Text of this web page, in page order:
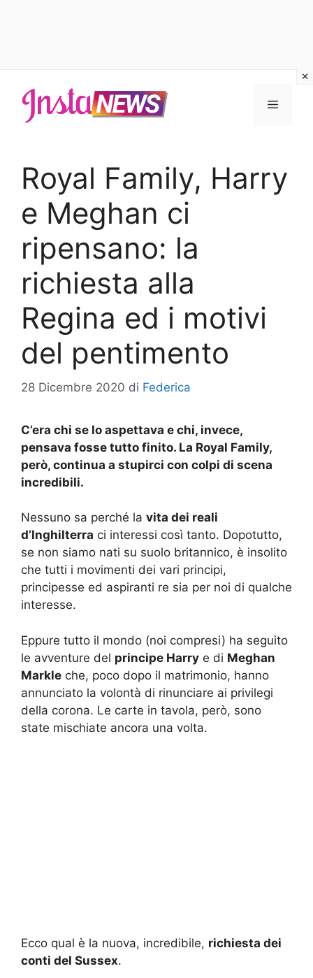
contenuto
Menu
Royal Family, Harry
e Meghan ci
ripensano: la
richiesta alla
Regina ed i motivi
del pentimento
28 Dicembre 2020 di Federica
C’era chi se lo aspettava e chi, invece,
pensava fosse tutto finito. La Royal Family,
però, continua a stupirci con colpi di scena
incredibili.
Nessuno sa perché la vita dei reali
d’Inghilterra ci interessi così tanto. Dopotutto,
se non siamo nati su suolo britannico, è insolito
che tutti i movimenti dei vari principi,
principesse ed aspiranti re sia per noi di qualche
interesse.
Eppure tutto il mondo (noi compresi) ha seguito
le avventure del principe Harry e di Meghan
Markle che, poco dopo il matrimonio, hanno
annunciato la volontà di rinunciare ai privilegi
della corona. Le carte in tavola, però, sono
state mischiate ancora una volta.
Ecco qual è la nuova, incredibile, richiesta dei
conti del Sussex.